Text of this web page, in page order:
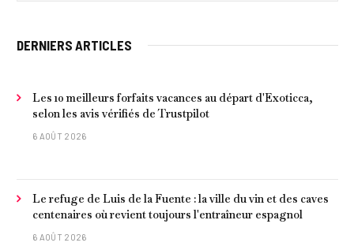
DERNIERS ARTICLES
Les 10 meilleurs forfaits vacances au départ d'Exoticca,
selon les avis vérifiés de Trustpilot
6 AOÛT 2026
Le refuge de Luis de la Fuente : la ville du vin et des caves
centenaires où revient toujours l'entraîneur espagnol
6 AOÛT 2026